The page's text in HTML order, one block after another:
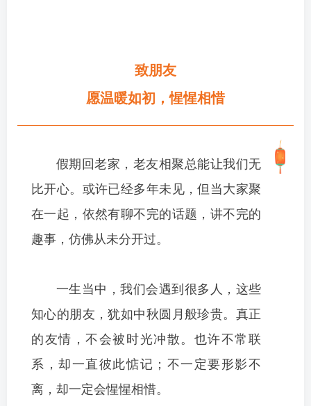
致朋友
愿温暖如初，惺惺相惜
假期回老家，老友相聚总能让我们无
比开心。或许已经多年未见，但当大家聚
在一起，依然有聊不完的话题，讲不完的
趣事，仿佛从未分开过。
一生当中，我们会遇到很多人，这些
知心的朋友，犹如中秋圆月般珍贵。真正
的友情，不会被时光冲散。也许不常联
系，却一直彼此惦记；不一定要形影不
离，却一定会惺惺相惜。